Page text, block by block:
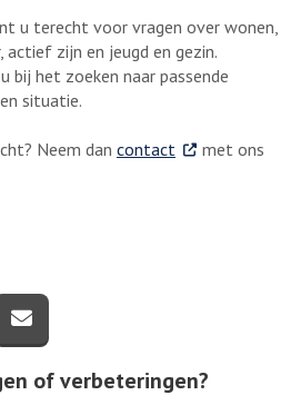
u terecht voor vragen over wonen,
actief zijn en jeugd en gezin.
bij het zoeken naar passende
situatie.
Neem dan contact . Externe link
met ons
via Facebook
pagina via Twitter
deze pagina via LinkedIn
of verbeteringen?